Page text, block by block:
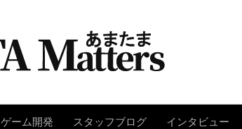
ゲーム開発 スタッフブログ インタビュー